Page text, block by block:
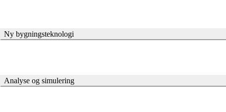
Ny bygningsteknologi
Analyse og simulering